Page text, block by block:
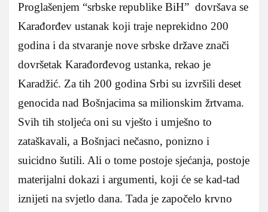
Proglašenjem “srbske republike BiH” dovršava se
Karađorđev ustanak koji traje neprekidno 200
godina i da stvaranje nove srbske države znači
dovršetak Karađorđevog ustanka, rekao je
Karadžić. Za tih 200 godina Srbi su izvršili deset
genocida nad Bošnjacima sa milionskim žrtvama.
Svih tih stoljeća oni su vješto i umješno to
zataškavali, a Bošnjaci nečasno, ponizno i
suicidno šutili. Ali o tome postoje sjećanja, postoje
materijalni dokazi i argumenti, koji će se kad-tad
iznijeti na svjetlo dana. Tada je započelo krvno